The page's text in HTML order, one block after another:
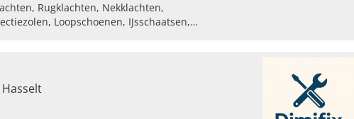
Rugklachten, Nekklachten,
Loopschoenen, IJsschaatsen,